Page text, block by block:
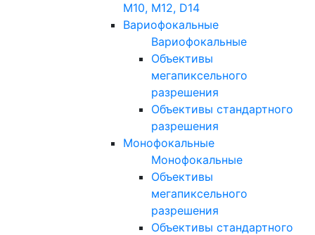
M10, M12, D14
Вариофокальные
Вариофокальные
Объективы
мегапиксельного
разрешения
Объективы стандартного
разрешения
Монофокальные
Монофокальные
Объективы
мегапиксельного
разрешения
Объективы стандартного